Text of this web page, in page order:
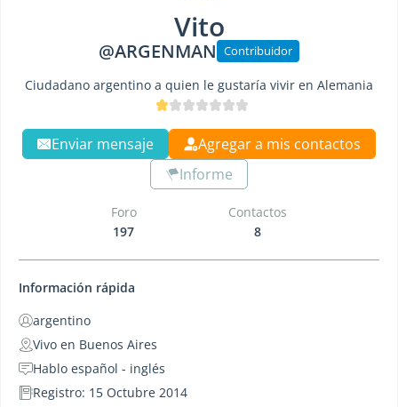
Vito
@ARGENMAN Contribuidor
Ciudadano argentino a quien le gustaría vivir en Alemania
Enviar mensaje
Agregar a mis contactos
Informe
Foro
197
Contactos
8
Información rápida
argentino
Vivo en Buenos Aires
Hablo español - inglés
Registro: 15 Octubre 2014